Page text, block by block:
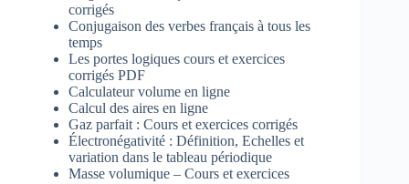
corrigés
Conjugaison des verbes français à tous les
temps
Les portes logiques cours et exercices
corrigés PDF
Calculateur volume en ligne
Calcul des aires en ligne
Gaz parfait : Cours et exercices corrigés
Électronégativité : Définition, Echelles et
variation dans le tableau périodique
Masse volumique – Cours et exercices